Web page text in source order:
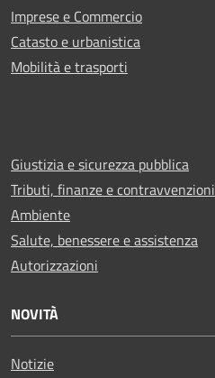
Imprese e Commercio
Catasto e urbanistica
Mobilità e trasporti
Giustizia e sicurezza pubblica
Tributi, finanze e contravvenzioni
Ambiente
Salute, benessere e assistenza
Autorizzazioni
NOVITÀ
Notizie